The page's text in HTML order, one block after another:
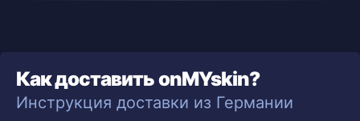
Как доставить onMYskin?
Инструкция доставки из Германии